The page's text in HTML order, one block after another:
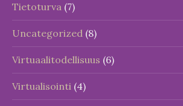
Tietoturva (7)
Uncategorized (8)
Virtuaalitodellisuus (6)
Virtualisointi (4)